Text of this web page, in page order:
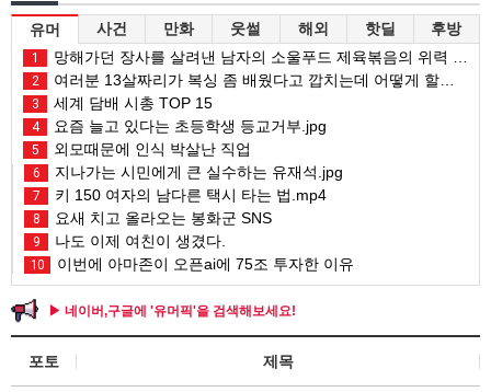
유머 사건 만화 웃썰 해외 핫딜 후방
1 망해가던 장사를 살려낸 남자의 소울푸드 제육볶음의 위력 ㅋㅋ
2 여러분 13살짜리가 복싱 좀 배웠다고 깝치는데 어떻게 할까요?
3 세계 담배 시총 TOP 15
4 요즘 늘고 있다는 초등학생 등교거부.jpg
5 외모때문에 인식 박살난 직업
6 지나가는 시민에게 큰 실수하는 유재석.jpg
7 키 150 여자의 남다른 택시 타는 법.mp4
8 요새 치고 올라오는 봉화군 SNS
9 나도 이제 여친이 생겼다.
10 이번에 아마존이 오픈ai에 75조 투자한 이유
▶ 네이버,구글에 '유머픽'을 검색해보세요!
포토 제목